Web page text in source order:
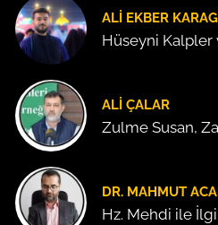
ALI EKBER
Hüseyni Kalpler
ALI ÇALAR
Zulme Susan,
DR. MAHMUT
Hz. Mehdi ile